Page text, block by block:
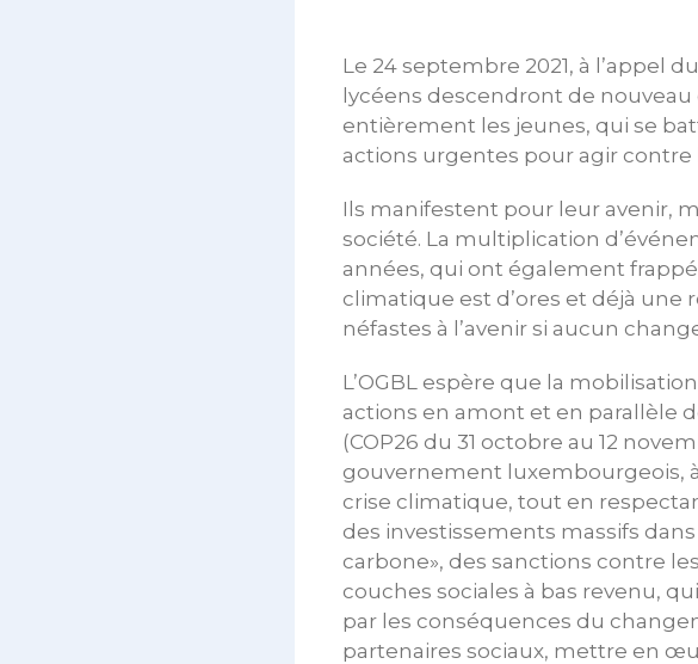
Le 24 septembre 2021, à l’appel
lycéens descendront de nouveau
entièrement les jeunes, qui se
actions urgentes pour agir
Ils manifestent pour leur avenir,
société. La multiplication
années, qui ont également
climatique est d’ores et déjà une
néfastes à l’avenir si aucun
L’OGBL espère que la
actions en amont et en parallèle
(COP26 du 31 octobre au 12
gouvernement luxembourgeois,
crise climatique, tout en
des investissements massifs
carbone», des sanctions contre
couches sociales à bas revenu,
par les conséquences du
partenaires sociaux, mettre en